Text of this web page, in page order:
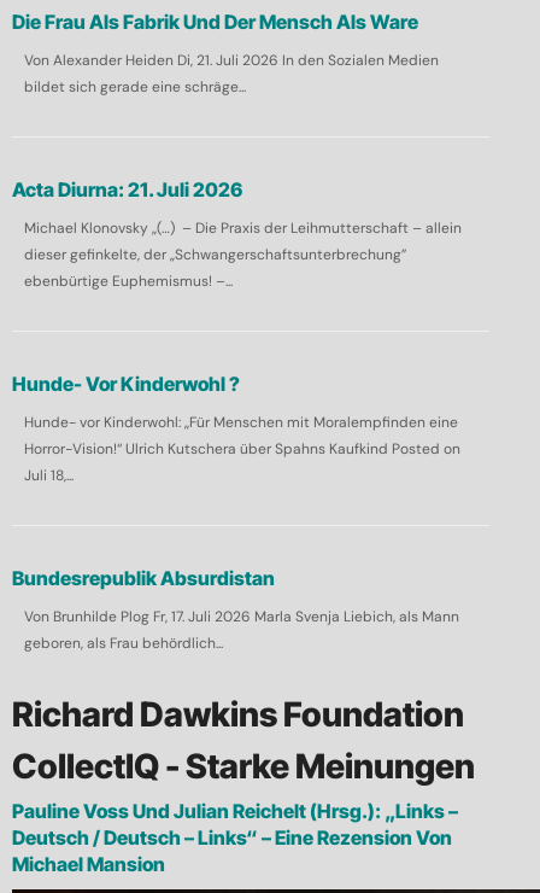
Die Frau Als Fabrik Und Der Mensch Als Ware
Von Alexander Heiden Di, 21. Juli 2026 In den Sozialen Medien
bildet sich gerade eine schräge...
Acta Diurna: 21. Juli 2026
Michael Klonovsky „(…) – Die Praxis der Leihmutterschaft – allein
dieser gefinkelte, der „Schwangerschaftsunterbrechung”
ebenbürtige Euphemismus! –...
Hunde- Vor Kinderwohl ?
Hunde- vor Kinderwohl: „Für Menschen mit Moralempfinden eine
Horror-Vision!“ Ulrich Kutschera über Spahns Kaufkind Posted on
Juli 18,...
Bundesrepublik Absurdistan
Von Brunhilde Plog Fr, 17. Juli 2026 Marla Svenja Liebich, als Mann
geboren, als Frau behördlich...
Richard Dawkins Foundation
CollectIQ - Starke Meinungen
Pauline Voss Und Julian Reichelt (Hrsg.): „Links –
Deutsch / Deutsch – Links“ – Eine Rezension Von
Michael Mansion